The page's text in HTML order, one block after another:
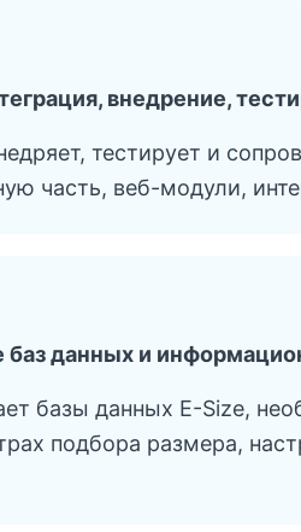
внедрение,
тестирует и
часть, веб-модули,
баз данных и
базы данных E-Size,
подбора размера,